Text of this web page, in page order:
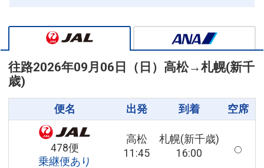
往路2026年09月06日（日） 高松→札幌(新千
歳)
便名 出発 到着 空席
478便
乗継便あり
高松
11:45
札幌(新千歳)
16:00